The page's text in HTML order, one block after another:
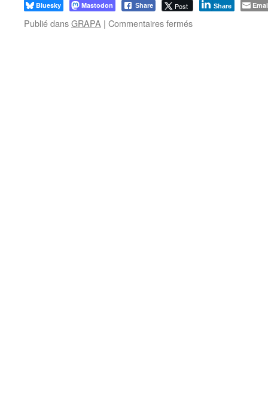
Bluesky Mastodon Share Post Share
Publié dansGRAPA | Commentaires ferméssur